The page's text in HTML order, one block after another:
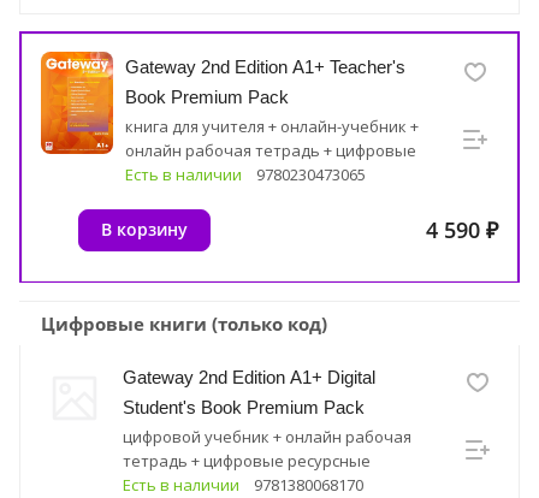
Gateway 2nd Edition A1+ Teacher's
Book Premium Pack
книга для учителя + онлайн-учебник +
онлайн рабочая тетрадь + цифровые
ресурсные материалы
Есть в наличии 9780230473065
4 590 ₽
В корзину
Цифровые книги (только код)
Gateway 2nd Edition A1+ Digital
Student's Book Premium Pack
цифровой учебник + онлайн рабочая
тетрадь + цифровые ресурсные
материалы
Есть в наличии 9781380068170